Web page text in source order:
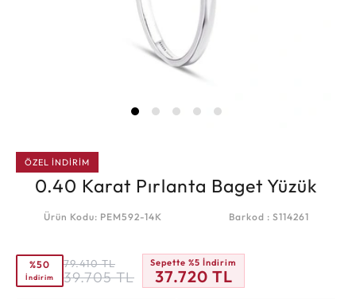
ÖZEL İNDİRİM
0.40 Karat Pırlanta Baget Yüzük
Ürün Kodu: PEM592-14K Barkod : S114261
%50
İndirim
79.410 TL
39.705 TL
Sepette %5 İndirim
37.720 TL